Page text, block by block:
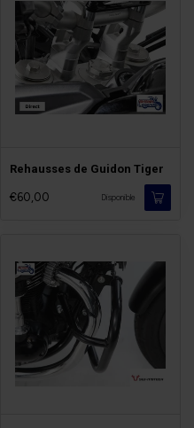
Rehausses de Guidon Tiger
€60,00 Disponible